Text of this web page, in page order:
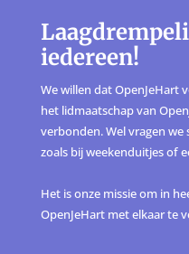
iedereen!
We willen dat OpenJeHart
het lidmaatschap van
verbonden. Wel vragen we
zoals bij weekenduitjes of
Het is onze missie om in
OpenJeHart met elkaar te